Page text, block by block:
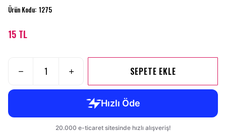
Ürün Kodu: 1275
15 TL
SEPETE EKLE